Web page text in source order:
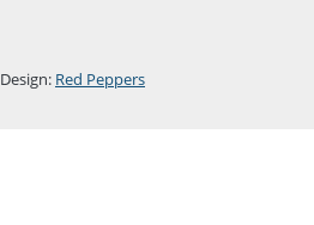
Design: Red Peppers